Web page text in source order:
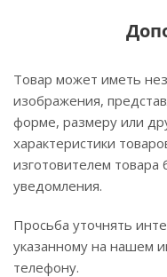
Товар может иметь
изображения,
форме, размеру или
характеристики
изготовителем товара
уведомления.
Просьба уточнять
указанному на нашем
телефону.